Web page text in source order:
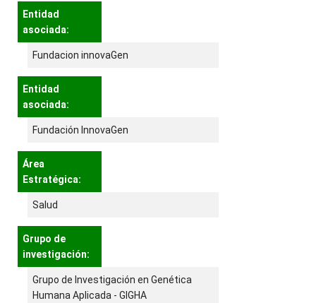
Entidad
asociada:
Fundacion innovaGen
Entidad
asociada:
Fundación InnovaGen
Área
Estratégica:
Salud
Grupo de
investigación:
Grupo de Investigación en Genética
Humana Aplicada - GIGHA